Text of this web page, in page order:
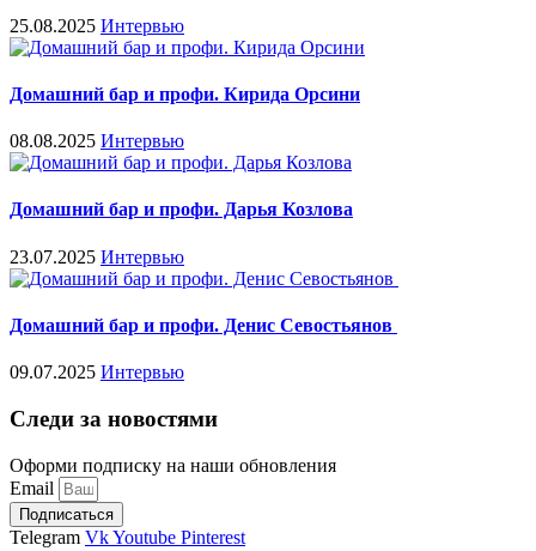
25.08.2025 Интервью
Домашний бар и профи. Кирида Орсини
08.08.2025 Интервью
Домашний бар и профи. Дарья Козлова
23.07.2025 Интервью
Домашний бар и профи. Денис Севостьянов
09.07.2025 Интервью
Следи за новостями
Оформи подписку на наши обновления
Email
Подписаться
Telegram VkYoutube Pinterest